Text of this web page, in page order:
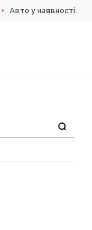
• Авто у наявності